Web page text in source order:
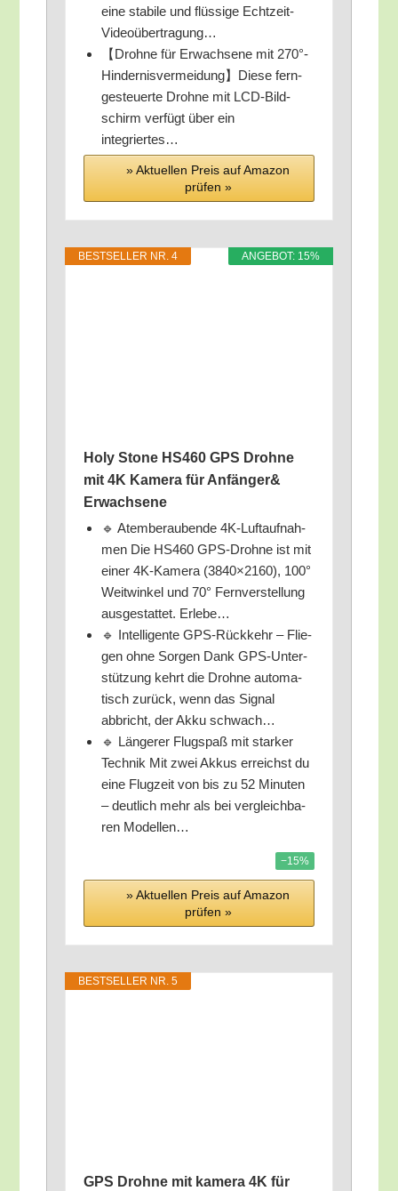
eine sta­bi­le und flüs­si­ge Echtzeit-
Videoübertragung…
【Droh­ne für Erwach­se­ne mit 270°-
Hindernisvermeidung】Diese fern­
ge­steu­er­te Droh­ne mit LCD-Bild­
schirm ver­fügt über ein
integriertes…
» Aktu­el­len Preis auf Ama­zon
prü­fen »
ANGE­BOT: 15%
BEST­SEL­LER NR. 4
Holy Stone HS460 GPS Droh­ne
mit 4K Kame­ra für Anfänger&
Erwachsene
🔹 Atem­be­rau­ben­de 4K-Luft­auf­nah­
men Die HS460 GPS-Droh­ne ist mit
einer 4K-Kame­ra (3840×2160), 100°
Weit­win­kel und 70° Fern­ver­stel­lung
aus­ge­stat­tet. Erlebe…
🔹 Intel­li­gen­te GPS-Rück­kehr – Flie­
gen ohne Sor­gen Dank GPS-Unter­
stüt­zung kehrt die Droh­ne auto­ma­
tisch zurück, wenn das Signal
abbricht, der Akku schwach…
🔹 Län­ge­rer Flug­spaß mit star­ker
Tech­nik Mit zwei Akkus erreichst du
eine Flug­zeit von bis zu 52 Minu­ten
– deut­lich mehr als bei ver­gleich­ba­
ren Modellen…
−15%
» Aktu­el­len Preis auf Ama­zon
prü­fen »
BEST­SEL­LER NR. 5
GPS Droh­ne mit kame­ra 4K für